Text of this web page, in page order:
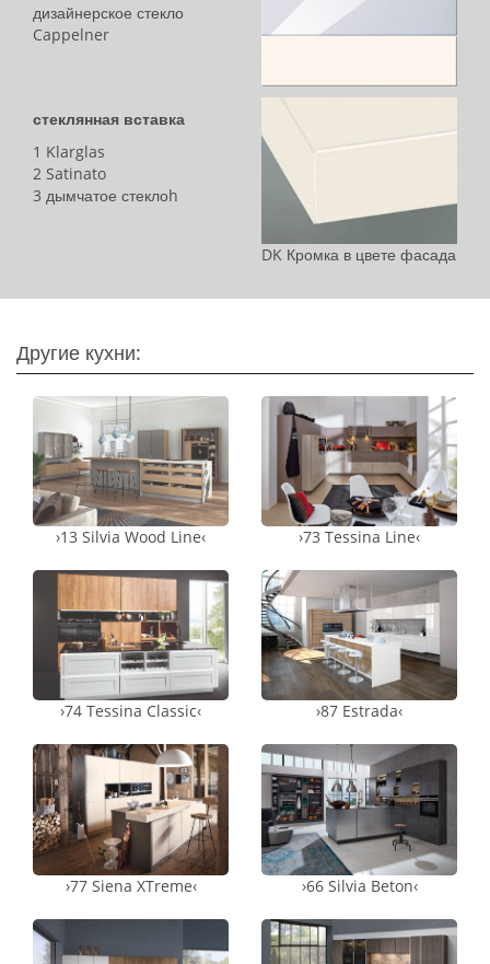
дизайнерское стекло
Cappelner
стеклянная вставка
1 Klarglas
2 Satinato
3 дымчатое стеклоh
DK Кромка в цвете фасада
Другие кухни:
›13 Silvia Wood Line‹ ›73 Tessina Line‹
›74 Tessina Classic‹ ›87 Estrada‹
›77 Siena XTreme‹ ›66 Silvia Beton‹